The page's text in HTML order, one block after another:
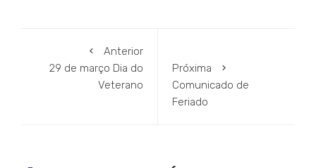
Anterior
29 de março Dia do
Veterano
Próxima
Comunicado de
Feriado